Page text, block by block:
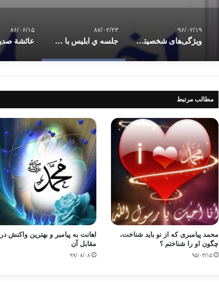
۹۶/۰۲/۱۹
ویژگی‌های شخصیتی فرد دعوتگر و مصلح
۸۷/۰۲/۲۳
جلسه ي ابلیس با شیاطین
۸۶/۰۶/۱۵
مطالب مرتبط
محمد پیامبری که از نو باید شناخت،
چگون او را شناختم ؟
۹۵/۰۳/۱۵
اهانت به پیامبر و بهترین واکنش در
مقابل آن
۹۹/۰۸/۰۸